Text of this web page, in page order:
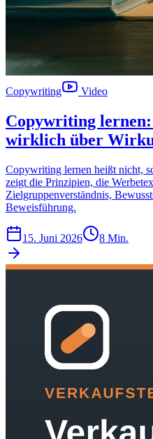
Copywriting Video
Copywriting
wirklich über
Copywriting lernen heißt nicht,
zeigt die Prinzipien, die
Zielgruppenverständnis,
Beweisführung.
15. Juni 2026 8 Min.